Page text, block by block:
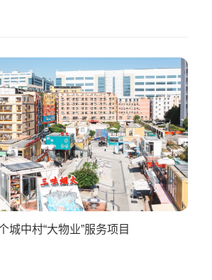
城中村“大物业”服务项目